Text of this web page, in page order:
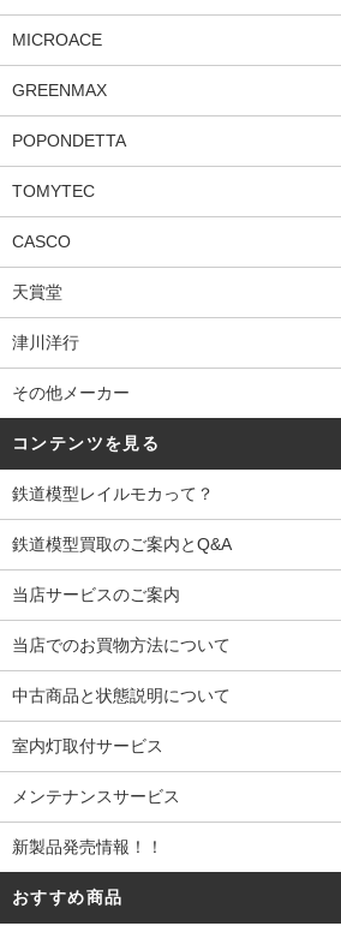
MICROACE
GREENMAX
POPONDETTA
TOMYTEC
CASCO
天賞堂
津川洋行
その他メーカー
コンテンツを見る
鉄道模型レイルモカって？
鉄道模型買取のご案内とQ&A
当店サービスのご案内
当店でのお買物方法について
中古商品と状態説明について
室内灯取付サービス
メンテナンスサービス
新製品発売情報！！
おすすめ商品